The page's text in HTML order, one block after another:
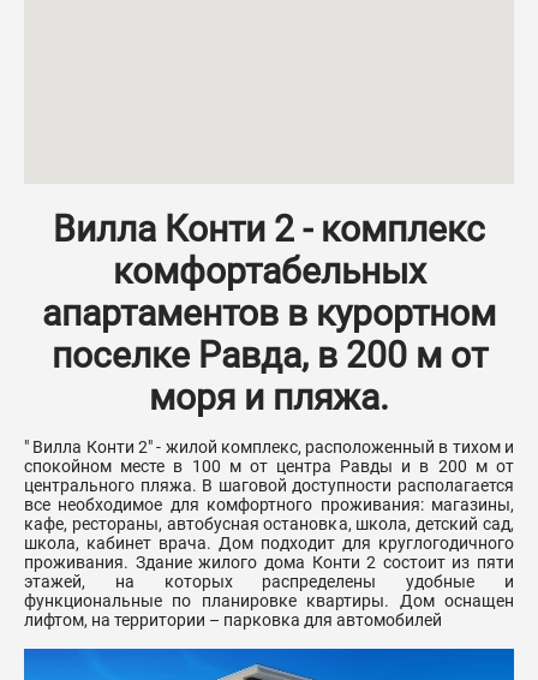
Вилла Конти 2 - комплекс
комфортабельных
апартаментов в курортном
поселке Равда, в 200 м от
моря и пляжа.
" Вилла Конти 2" - жилой комплекс, расположенный в тихом и
спокойном месте в 100 м от центра Равды и в 200 м от
центрального пляжа. В шаговой доступности располагается
все необходимое для комфортного проживания: магазины,
кафе, рестораны, автобусная остановка, школа, детский сад,
школа, кабинет врача. Дом подходит для круглогодичного
проживания. Здание жилого дома Конти 2 состоит из пяти
этажей, на которых распределены удобные и
функциональные по планировке квартиры. Дом оснащен
лифтом, на территории – парковка для автомобилей